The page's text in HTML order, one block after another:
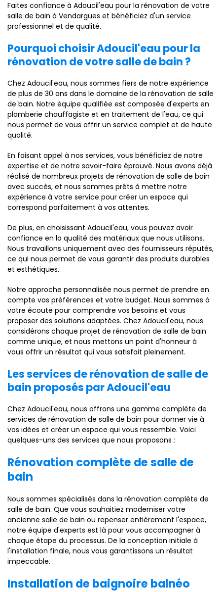
Faites confiance à Adoucil'eau pour la rénovation de votre
salle de bain à Vendargues et bénéficiez d'un service
professionnel et de qualité.
Pourquoi choisir Adoucil'eau pour la
rénovation de votre salle de bain ?
Chez Adoucil'eau, nous sommes fiers de notre expérience
de plus de 30 ans dans le domaine de la rénovation de salle
de bain. Notre équipe qualifiée est composée d'experts en
plomberie chauffagiste et en traitement de l'eau, ce qui
nous permet de vous offrir un service complet et de haute
qualité.
En faisant appel à nos services, vous bénéficiez de notre
expertise et de notre savoir-faire éprouvé. Nous avons déjà
réalisé de nombreux projets de rénovation de salle de bain
avec succès, et nous sommes prêts à mettre notre
expérience à votre service pour créer un espace qui
correspond parfaitement à vos attentes.
De plus, en choisissant Adoucil'eau, vous pouvez avoir
confiance en la qualité des matériaux que nous utilisons.
Nous travaillons uniquement avec des fournisseurs réputés,
ce qui nous permet de vous garantir des produits durables
et esthétiques.
Notre approche personnalisée nous permet de prendre en
compte vos préférences et votre budget. Nous sommes à
votre écoute pour comprendre vos besoins et vous
proposer des solutions adaptées. Chez Adoucil'eau, nous
considérons chaque projet de rénovation de salle de bain
comme unique, et nous mettons un point d'honneur à
vous offrir un résultat qui vous satisfait pleinement.
Les services de rénovation de salle de
bain proposés par Adoucil'eau
Chez Adoucil'eau, nous offrons une gamme complète de
services de rénovation de salle de bain pour donner vie à
vos idées et créer un espace qui vous ressemble. Voici
quelques-uns des services que nous proposons :
Rénovation complète de salle de
bain
Nous sommes spécialisés dans la rénovation complète de
salle de bain. Que vous souhaitiez moderniser votre
ancienne salle de bain ou repenser entièrement l'espace,
notre équipe d'experts est là pour vous accompagner à
chaque étape du processus. De la conception initiale à
l'installation finale, nous vous garantissons un résultat
impeccable.
Installation de baignoire balnéo